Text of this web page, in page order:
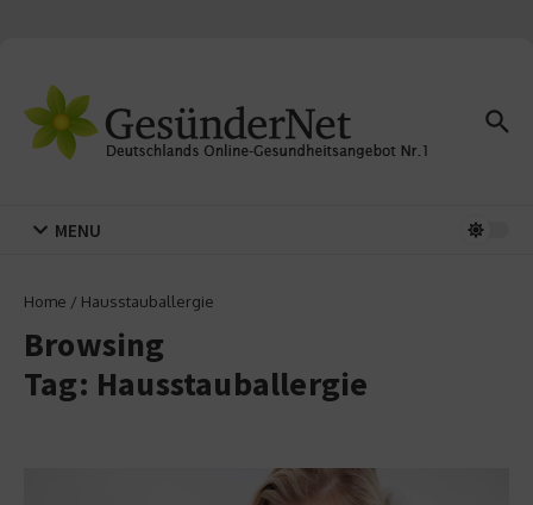
MENU
Home / Hausstauballergie
Browsing
Tag: Hausstauballergie